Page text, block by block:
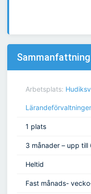
Sammanfattning
Arbetsplats:
1 plats
3 månader – upp till
Heltid
Fast månads-